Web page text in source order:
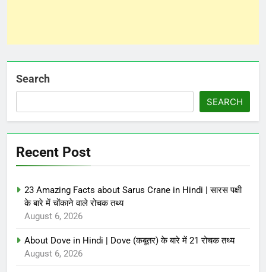
Search
SEARCH
Recent Post
23 Amazing Facts about Sarus Crane in Hindi | सारस पक्षी
के बारे में चोंकाने वाले रोचक तथ्य
August 6, 2026
About Dove in Hindi | Dove (कबूतर) के बारे में 21 रोचक तथ्य
August 6, 2026